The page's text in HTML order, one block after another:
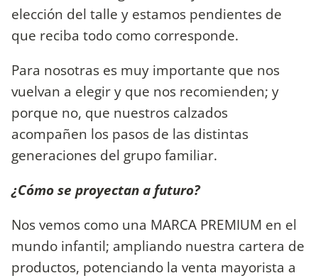
elección del talle y estamos pendientes de
que reciba todo como corresponde.
Para nosotras es muy importante que nos
vuelvan a elegir y que nos recomienden; y
porque no, que nuestros calzados
acompañen los pasos de las distintas
generaciones del grupo familiar.
¿Cómo se proyectan a futuro?
Nos vemos como una MARCA PREMIUM en el
mundo infantil; ampliando nuestra cartera de
productos, potenciando la venta mayorista a